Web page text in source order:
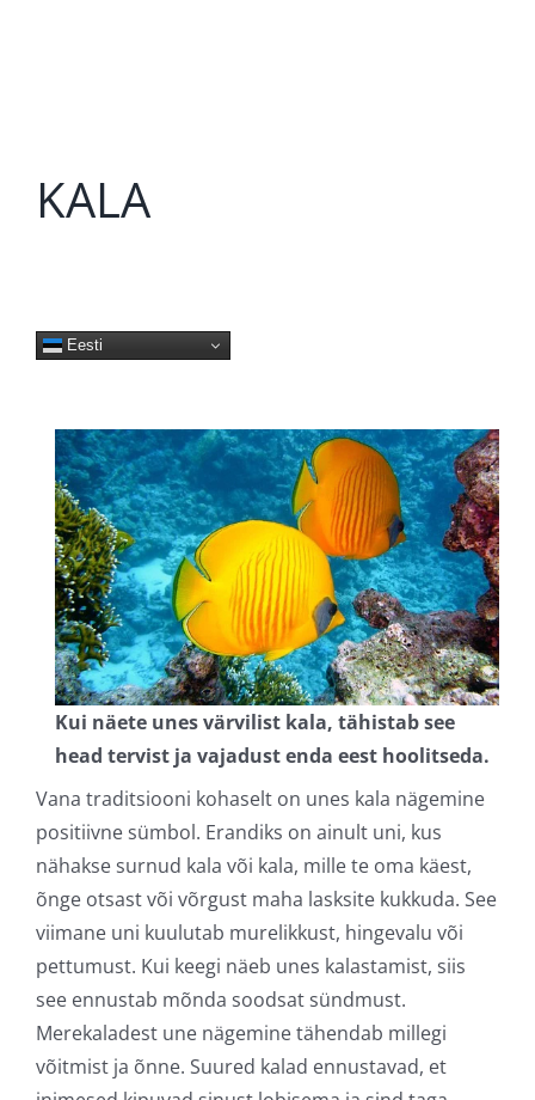
KALA
Kui näete unes värvilist kala, tähistab see
head tervist ja vajadust enda eest hoolitseda.
Vana traditsiooni kohaselt on unes kala nägemine
positiivne sümbol. Erandiks on ainult uni, kus
nähakse surnud kala või kala, mille te oma käest,
õnge otsast või võrgust maha lasksite kukkuda. See
viimane uni kuulutab murelikkust, hingevalu või
pettumust. Kui keegi näeb unes kalastamist, siis
see ennustab mõnda soodsat sündmust.
Merekaladest une nägemine tähendab millegi
võitmist ja õnne. Suured kalad ennustavad, et
Eesti